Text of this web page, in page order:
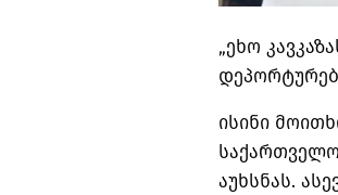
„ეხო
ისინი
აუხსნას.